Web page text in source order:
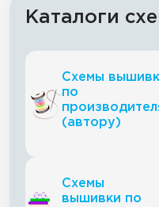
Каталоги
Схемы
по
(автору)
Схемы
вышивки по